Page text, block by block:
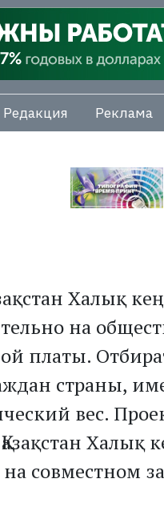
Редакция Реклама
Халық
на
платы.
страны,
вес.
Халық
совместном